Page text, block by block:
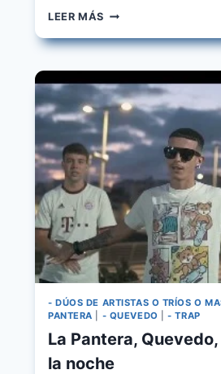
LEER MÁS QUEVEDO
LA
FT.
ELVIS
CRESPO
- DÚOS DE ARTISTAS O TRÍOS O
PANTERA
- QUEVEDO |- TRAP
La Pantera,
la noche